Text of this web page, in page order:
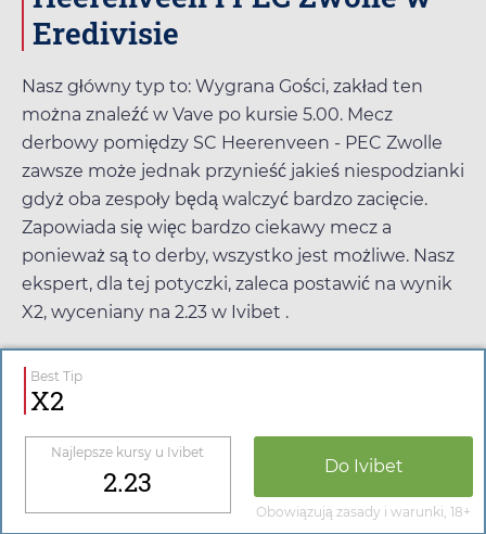
Eredivisie
Nasz główny typ to: Wygrana Gości, zakład ten
można znaleźć w Vave po kursie 5.00. Mecz
derbowy pomiędzy SC Heerenveen - PEC Zwolle
zawsze może jednak przynieść jakieś niespodzianki
gdyż oba zespoły będą walczyć bardzo zacięcie.
Zapowiada się więc bardzo ciekawy mecz a
ponieważ są to derby, wszystko jest możliwe. Nasz
ekspert, dla tej potyczki, zaleca postawić na wynik
X2, wyceniany na 2.23 w Ivibet .
Best Tip
X2
Najlepsze kursy u Ivibet
2.23 Do Ivibet
Obowiązują zasady i warunki, 18+